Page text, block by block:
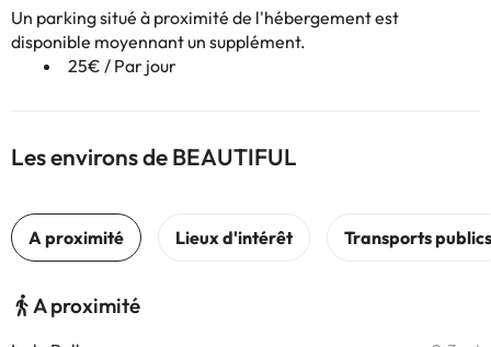
Un parking situé à proximité de l'hébergement est
disponible moyennant un supplément.
25€ / Par jour
Les environs de BEAUTIFUL
A proximité